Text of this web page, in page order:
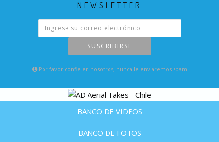
NEWSLETTER
SUSCRIBIRSE
Por favor confie en nosotros, nunca le enviaremos spam
BANCO DE VIDEOS
BANCO DE FOTOS